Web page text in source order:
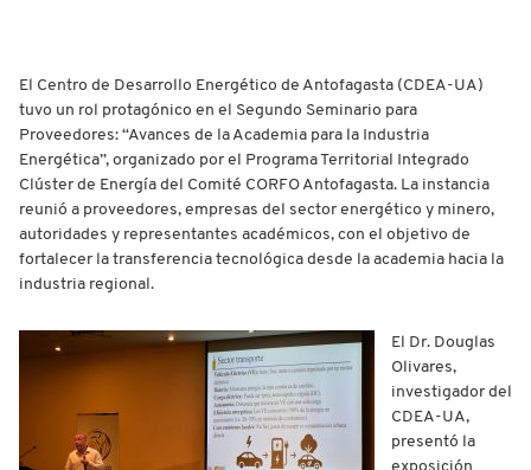
El Centro de Desarrollo Energético de Antofagasta (CDEA-UA)
tuvo un rol protagónico en el Segundo Seminario para
Proveedores: “Avances de la Academia para la Industria
Energética”, organizado por el Programa Territorial Integrado
Clúster de Energía del Comité CORFO Antofagasta. La instancia
reunió a proveedores, empresas del sector energético y minero,
autoridades y representantes académicos, con el objetivo de
fortalecer la transferencia tecnológica desde la academia hacia la
industria regional.
El Dr. Douglas
Olivares,
investigador del
CDEA-UA,
presentó la